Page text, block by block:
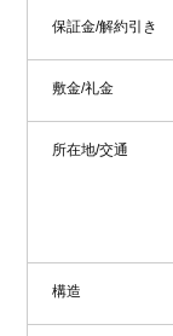
保証金/解約引き
敷金/礼金
所在地/交通
構造